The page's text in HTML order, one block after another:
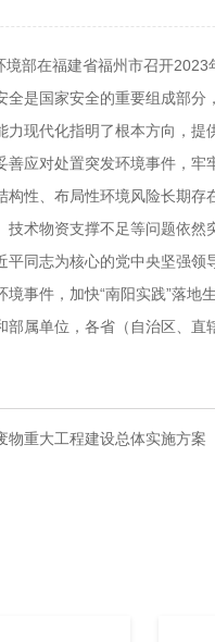
在福建省福州市召开2023
国家安全的重要组成部分
力现代化指明了根本方向，
善应对处置突发环境事件，牢
、布局性环境风险长期存
技术物资支撑不足等问题依然
志为核心的党中央坚强领导
境事件，加快“南阳实践”落
单位，各省（自治区、直
物重大工程建设总体实施方